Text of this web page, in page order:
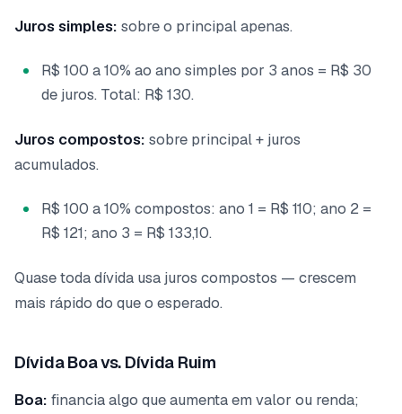
Juros simples: sobre o principal apenas.
R$ 100 a 10% ao ano simples por 3 anos = R$ 30
de juros. Total: R$ 130.
Juros compostos: sobre principal + juros
acumulados.
R$ 100 a 10% compostos: ano 1 = R$ 110; ano 2 =
R$ 121; ano 3 = R$ 133,10.
Quase toda dívida usa juros compostos — crescem
mais rápido do que o esperado.
Dívida Boa vs. Dívida Ruim
Boa: financia algo que aumenta em valor ou renda;